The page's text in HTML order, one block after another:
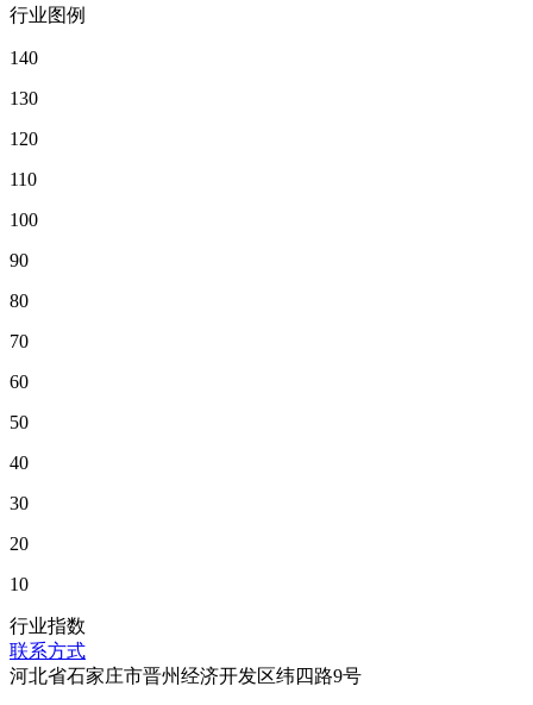
行业图例
140
130
120
110
100
90
80
70
60
50
40
30
20
10
行业指数
联系方式
河北省石家庄市晋州经济开发区纬四路9号